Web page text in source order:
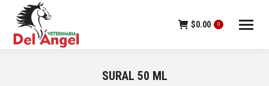
$0.00 0
SURAL 50 ML